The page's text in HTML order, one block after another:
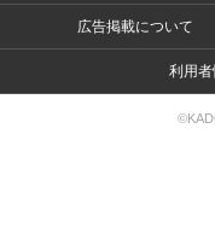
広告掲載について
利用